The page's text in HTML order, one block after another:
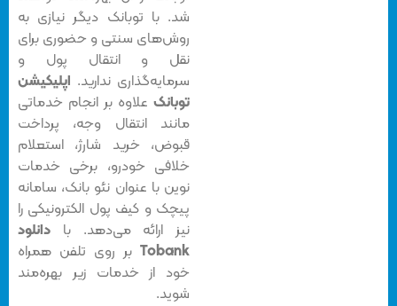
شد. با توبانک دیگر نیازی به
روش‌های سنتی و حضوری برای
نقل و انتقال پول و
سرمایه‌گذاری ندارید.اپلیکیشن
توبانکعلاوه بر انجام خدماتی
مانند انتقال وجه، پرداخت
قبوض، خرید شارژ، استعلام
خلافی خودرو، برخی خدمات
نوین با عنوان نئو بانک، سامانه
پیچک و کیف پول الکترونیکی را
نیز ارائه می‌دهد. با
دانلود
Tobankبر روی تلفن همراه
خود از خدمات زیر بهره‌مند
شوید.